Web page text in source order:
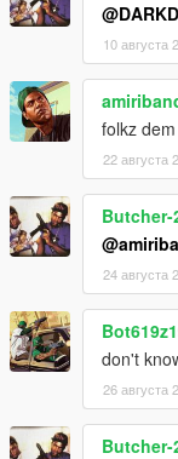
10 августа
folkz
22 августа
Butcher-
24 августа
don't
26 августа
Butcher-